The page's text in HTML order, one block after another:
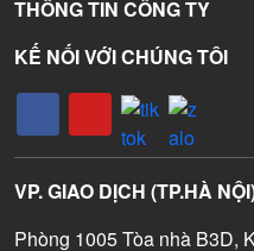
THÔNG TIN CÔNG TY
KẾ NỐI VỚI CHÚNG TÔI
VP. GIAO DỊCH (TP.HÀ
Phòng 1005 Tòa nhà B3D,